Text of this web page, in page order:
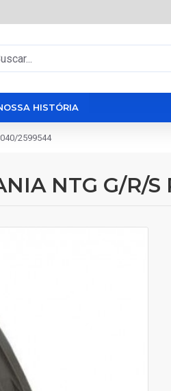
HISTÓRIA
2599544
NTG G/R/